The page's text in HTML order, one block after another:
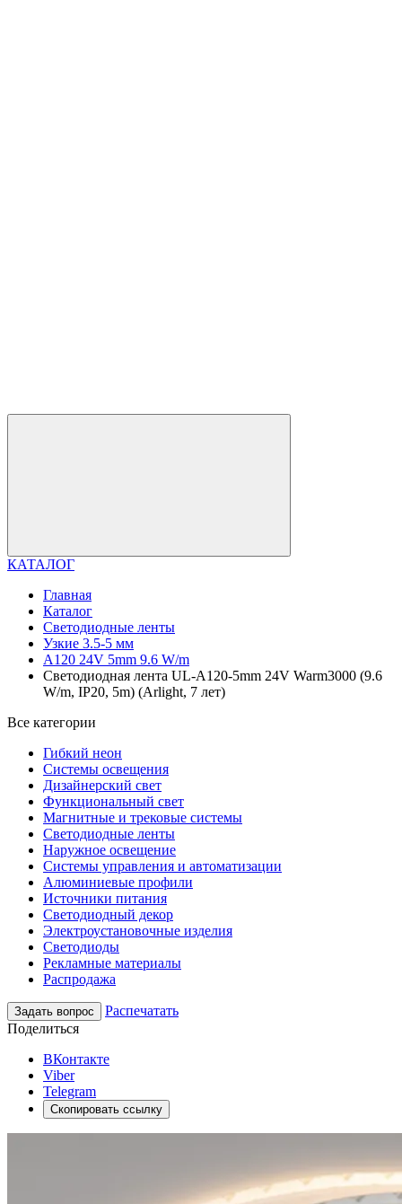
КАТАЛОГ
Главная
Каталог
Светодиодные ленты
Узкие 3.5-5 мм
A120 24V 5mm 9.6 W/m
Светодиодная лента UL-A120-5mm 24V Warm3000 (9.6
W/m, IP20, 5m) (Arlight, 7 лет)
Все категории
Гибкий неон
Системы освещения
Дизайнерский свет
Функциональный свет
Магнитные и трековые системы
Светодиодные ленты
Наружное освещение
Системы управления и автоматизации
Алюминиевые профили
Источники питания
Светодиодный декор
Электроустановочные изделия
Светодиоды
Рекламные материалы
Распродажа
Задать вопрос
Распечатать
Поделиться
ВКонтакте
Viber
Telegram
Скопировать ссылку